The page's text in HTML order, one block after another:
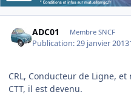
ADC01 Membre SNCF
Publication:29 janvier 2013
CRL, Conducteur de Ligne,
CTT, il est devenu.